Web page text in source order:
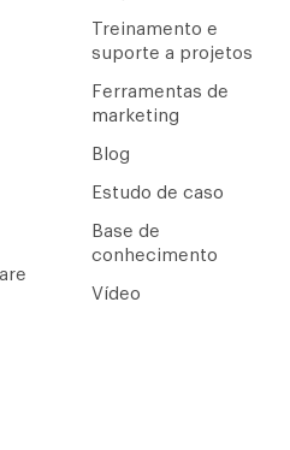
Treinamento e
suporte a projetos
Ferramentas de
marketing
Blog
Estudo de caso
Base de
conhecimento
Vídeo